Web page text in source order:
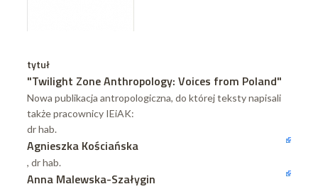
tytuł
"Twilight Zone Anthropology: Voices from Poland"
Nowa publikacja antropologiczna, do której teksty napisali
także pracownicy IEiAK:
dr hab.
Agnieszka Kościańska
, dr hab.
Anna Malewska-Szałygin